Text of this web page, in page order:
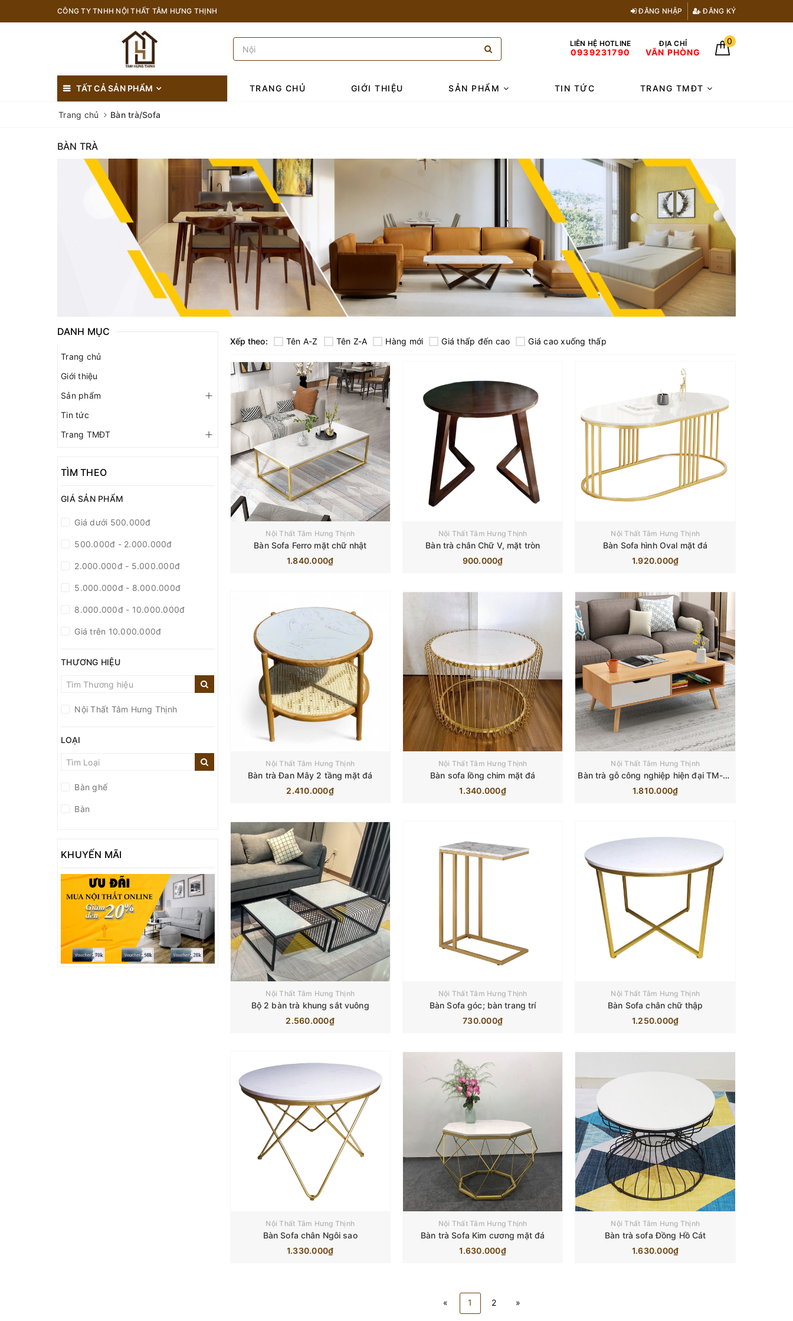
CÔNG TY TNHH NỘI THẤT TÂM HƯNG THỊNH ĐĂNG NHẬP ĐĂNG KÝ
LIÊN HỆ HOTLINE
0939231790
ĐỊA CHỈ
VĂN PHÒNG
0
TẤT CẢ SẢN PHẨM TRANG CHỦ GIỚI THIỆU SẢN PHẨM TIN TỨC TRANG TMĐT
Trang chủ Bàn trà/Sofa
BÀN TRÀ
Xếp theo: Tên A-Z Tên Z-A Hàng mới Giá thấp đến cao Giá cao xuống thấp
Nội Thất Tâm Hưng Thịnh
Bàn Sofa Ferro mặt chữ nhật
1.840.000₫
Nội Thất Tâm Hưng Thịnh
Bàn trà chân Chữ V, mặt tròn
900.000₫
Nội Thất Tâm Hưng Thịnh
Bàn Sofa hình Oval mặt đá
1.920.000₫
Nội Thất Tâm Hưng Thịnh
Bàn trà Đan Mây 2 tầng mặt đá
2.410.000₫
Nội Thất Tâm Hưng Thịnh
Bàn sofa lồng chim mặt đá
1.340.000₫
Nội Thất Tâm Hưng Thịnh
Bàn trà gỗ công nghiệp hiện đại TM-BT221103
1.810.000₫
Nội Thất Tâm Hưng Thịnh
Bộ 2 bàn trà khung sắt vuông
2.560.000₫
Nội Thất Tâm Hưng Thịnh
Bàn Sofa góc; bàn trang trí
730.000₫
Nội Thất Tâm Hưng Thịnh
Bàn Sofa chân chữ thập
1.250.000₫
Nội Thất Tâm Hưng Thịnh
Bàn Sofa chân Ngôi sao
1.330.000₫
Nội Thất Tâm Hưng Thịnh
Bàn trà Sofa Kim cương mặt đá
1.630.000₫
Nội Thất Tâm Hưng Thịnh
Bàn trà sofa Đồng Hồ Cát
1.630.000₫
« 1 2 »
DANH MỤC
Trang chủ
Giới thiệu
Sản phẩm
Tin tức
Trang TMĐT
TÌM THEO
GIÁ SẢN PHẨM
Giá dưới 500.000đ
500.000đ - 2.000.000đ
2.000.000đ - 5.000.000đ
5.000.000đ - 8.000.000đ
8.000.000đ - 10.000.000đ
Giá trên 10.000.000đ
THƯƠNG HIỆU
Nội Thất Tâm Hưng Thịnh
LOẠI
Bàn ghế
Bàn
KHUYẾN MÃI